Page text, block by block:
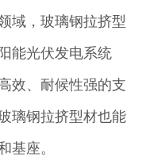
域，玻璃钢拉挤型
能光伏发电系统
效、耐候性强的支
璃钢拉挤型材也能
基座。